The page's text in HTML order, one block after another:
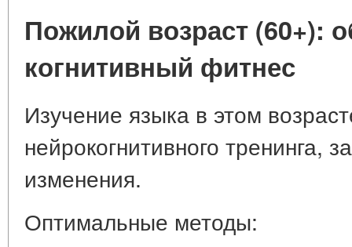
Пожилой возраст (60+):
когнитивный фитнес
Изучение языка в этом
нейрокогнитивного тренинга,
изменения.
Оптимальные методы: